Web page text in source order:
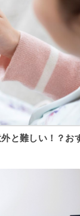
と難しい！？お